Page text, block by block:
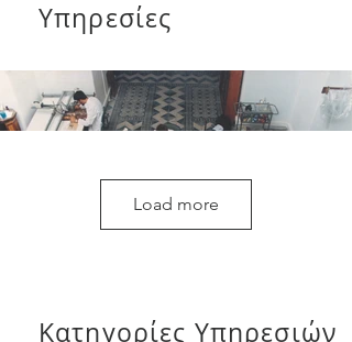
Load more
Υπηρεσίες
Κατηγορίες Υπηρεσιών